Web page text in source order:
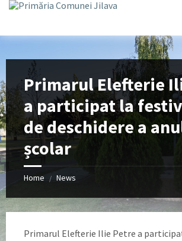
Primarul Elefterie
a participat la
de deschidere a
școlar
Home / News
Primarul Elefterie Ilie Petre a